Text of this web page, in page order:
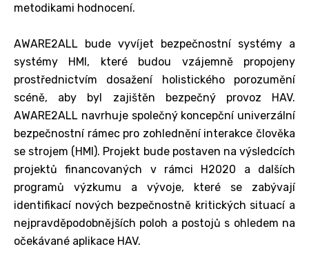
metodikami hodnocení.
AWARE2ALL bude vyvíjet bezpečnostní systémy a
systémy HMI, které budou vzájemně propojeny
prostřednictvím dosažení holistického porozumění
scéně, aby byl zajištěn bezpečný provoz HAV.
AWARE2ALL navrhuje společný koncepční univerzální
bezpečnostní rámec pro zohlednění interakce člověka
se strojem (HMI). Projekt bude postaven na výsledcích
projektů financovaných v rámci H2020 a dalších
programů výzkumu a vývoje, které se zabývají
identifikací nových bezpečnostně kritických situací a
nejpravděpodobnějších poloh a postojů s ohledem na
očekávané aplikace HAV.